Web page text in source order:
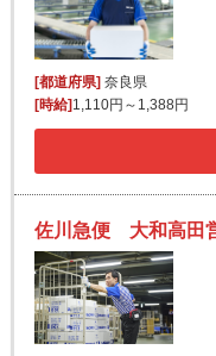
[都道府県] 奈良県
[時給] 1,110円～1,388円